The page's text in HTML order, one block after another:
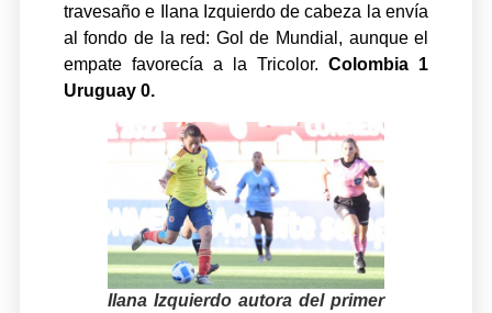
travesaño e Ilana Izquierdo de cabeza la envía
al fondo de la red: Gol de Mundial, aunque el
empate favorecía a la Tricolor. Colombia 1
Uruguay 0.
Ilana Izquierdo autora del primer